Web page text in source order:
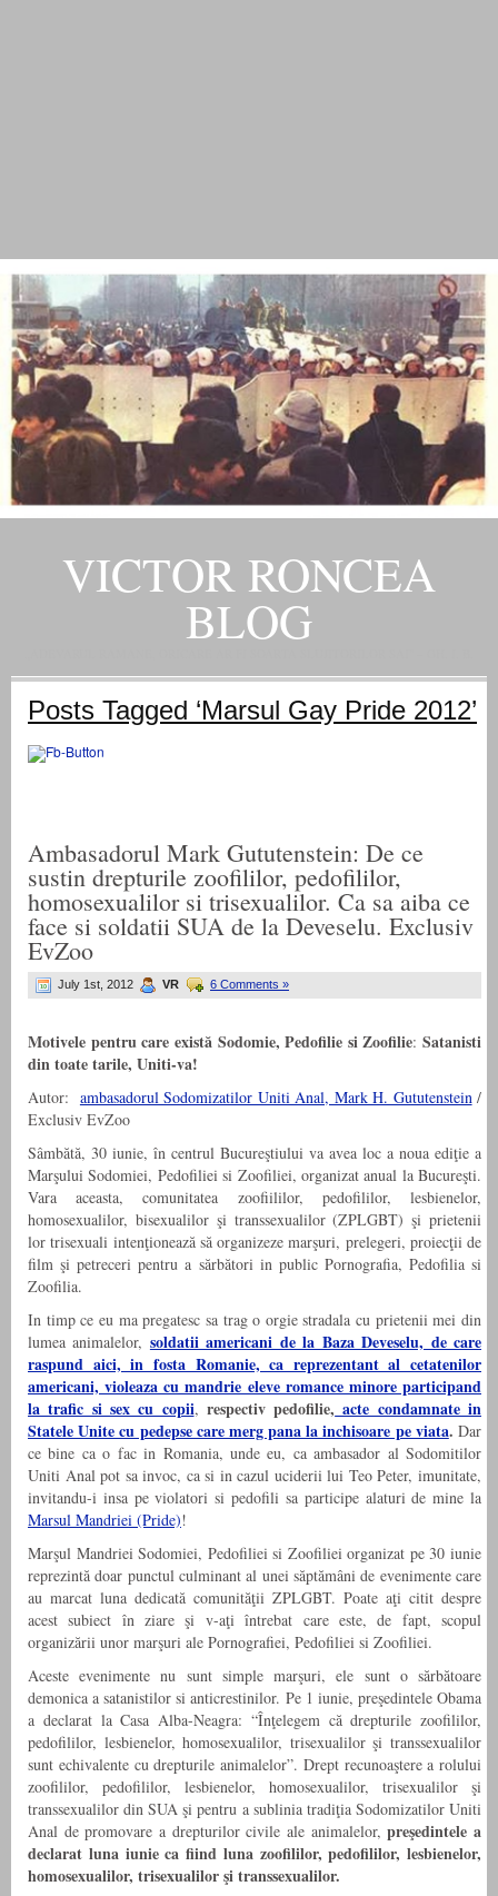
VICTOR RONCEA
BLOG
Posts Tagged ‘Marsul Gay Pride 2012’
Ambasadorul Mark Gututenstein: De ce
sustin drepturile zoofililor, pedofililor,
homosexualilor si trisexualilor. Ca sa aiba ce
face si soldatii SUA de la Deveselu. Exclusiv
EvZoo
July 1st, 2012 VR 6 Comments »
Motivele pentru care există Sodomie, Pedofilie si Zoofilie: Satanisti
din toate tarile, Uniti-va!
Autor: ambasadorul Sodomizatilor Uniti Anal, Mark H. Gututenstein/
Exclusiv EvZoo
Sâmbătă, 30 iunie, în centrul Bucureştiului va avea loc a noua ediţie a
Marşului Sodomiei, Pedofiliei si Zoofiliei, organizat anual la Bucureşti.
Vara aceasta, comunitatea zoofiililor, pedofililor, lesbienelor,
homosexualilor, bisexualilor şi transsexualilor (ZPLGBT) şi prietenii
lor trisexuali intenţionează să organizeze marşuri, prelegeri, proiecţii de
film şi petreceri pentru a sărbători in public Pornografia, Pedofilia si
Zoofilia.
In timp ce eu ma pregatesc sa trag o orgie stradala cu prietenii mei din
lumea animalelor, soldatii americani de la Baza Deveselu, de care
raspund aici, in fosta Romanie, ca reprezentant al cetatenilor
americani, violeaza cu mandrie eleve romance minore participand
la trafic si sex cu copii, respectiv pedofilie, acte condamnate in
Statele Unite cu pedepse care merg pana la inchisoare pe viata. Dar
ce bine ca o fac in Romania, unde eu, ca ambasador al Sodomitilor
Uniti Anal pot sa invoc, ca si in cazul uciderii lui Teo Peter, imunitate,
invitandu-i insa pe violatori si pedofili sa participe alaturi de mine la
Marsul Mandriei (Pride)!
Marşul Mandriei Sodomiei, Pedofiliei si Zoofiliei organizat pe 30 iunie
reprezintă doar punctul culminant al unei săptămâni de evenimente care
au marcat luna dedicată comunităţii ZPLGBT. Poate aţi citit despre
acest subiect în ziare şi v-aţi întrebat care este, de fapt, scopul
organizării unor marşuri ale Pornografiei, Pedofiliei si Zoofiliei.
Aceste evenimente nu sunt simple marşuri, ele sunt o sărbătoare
demonica a satanistilor si anticrestinilor. Pe 1 iunie, preşedintele Obama
a declarat la Casa Alba-Neagra: “Înţelegem că drepturile zoofililor,
pedofililor, lesbienelor, homosexualilor, trisexualilor şi transsexualilor
sunt echivalente cu drepturile animalelor”. Drept recunoaştere a rolului
zoofililor, pedofililor, lesbienelor, homosexualilor, trisexualilor şi
transsexualilor din SUA şi pentru a sublinia tradiţia Sodomizatilor Uniti
Anal de promovare a drepturilor civile ale animalelor,preşedintele a
declarat luna iunie ca fiind luna zoofililor, pedofililor, lesbienelor,
homosexualilor, trisexualilor şi transsexualilor.